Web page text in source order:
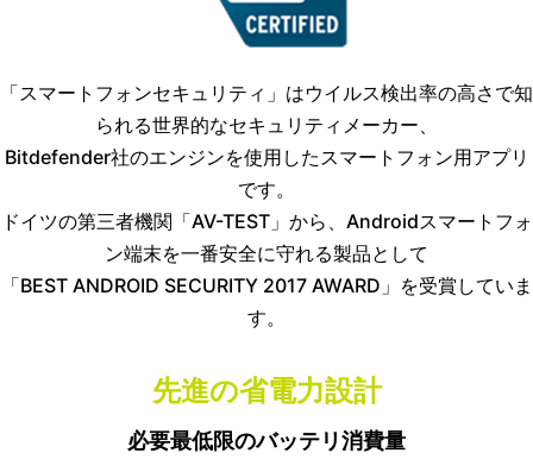
「スマートフォンセキュリティ」はウイルス検出率の高さで知
られる世界的なセキュリティメーカー、
Bitdefender社のエンジンを使用したスマートフォン用アプリ
です。
ドイツの第三者機関「AV-TEST」から、Androidスマートフォ
ン端末を一番安全に守れる製品として
「BEST ANDROID SECURITY 2017 AWARD」を受賞していま
す。
先進の省電力設計
必要最低限のバッテリ消費量